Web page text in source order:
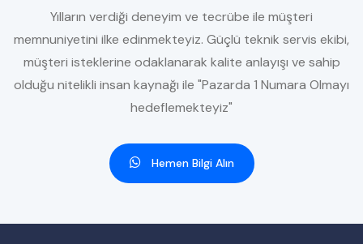
Yılların verdiği deneyim ve tecrübe ile müşteri
memnuniyetini ilke edinmekteyiz. Güçlü teknik servis ekibi,
müşteri isteklerine odaklanarak kalite anlayışı ve sahip
olduğu nitelikli insan kaynağı ile "Pazarda 1 Numara Olmayı
hedeflemekteyiz"
Hemen Bilgi Alın